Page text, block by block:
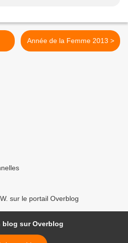
Année de la Femme 2013 >
sur le portail Overblog
blog sur Overblog